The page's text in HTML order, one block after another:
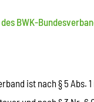
BWK-
ist nach § 5 Abs.